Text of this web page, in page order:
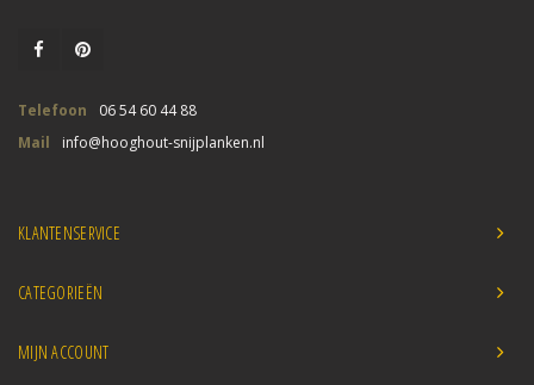
Telefoon
06 54 60 44 88
Mail
info@hooghout-snijplanken.nl
KLANTENSERVICE
CATEGORIEËN
MIJN ACCOUNT